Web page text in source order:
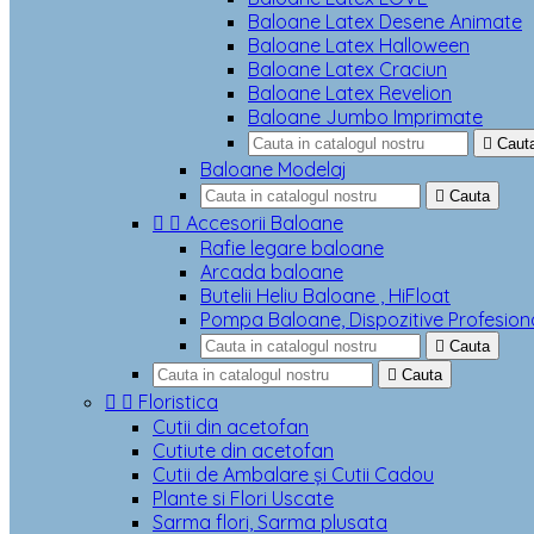
Baloane Latex Desene Animate
Baloane Latex Halloween
Baloane Latex Craciun
Baloane Latex Revelion
Baloane Jumbo Imprimate

Baloane Modelaj
 Cauta
  Accesorii Baloane
Rafie legare baloane
Arcada baloane
Butelii Heliu Baloane , HiFloat
Pompa Baloane, Dispozitive
 Cauta
 Cauta
  Floristica
Cutii din acetofan
Cutiute din acetofan
Cutii de Ambalare și Cutii Cadou
Plante si Flori Uscate
Sarma flori, Sarma plusata